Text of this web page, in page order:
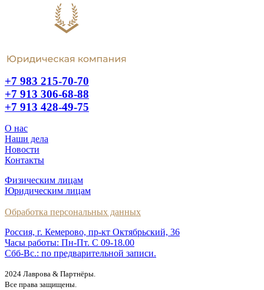
+7 983 215-70-70
+7 913 306-68-88
+7 913 428-49-75
О нас
Наши дела
Новости
Контакты
Физическим лицам
Юридическим лицам
Обработка персональных данных
Россия, г. Кемерово, пр-кт Октябрьский, 36
Часы работы: Пн-Пт. С 09-18.00
Сбб-Вс.: по предварительной записи.
2024 Лаврова & Партнёры.
Все права защищены.